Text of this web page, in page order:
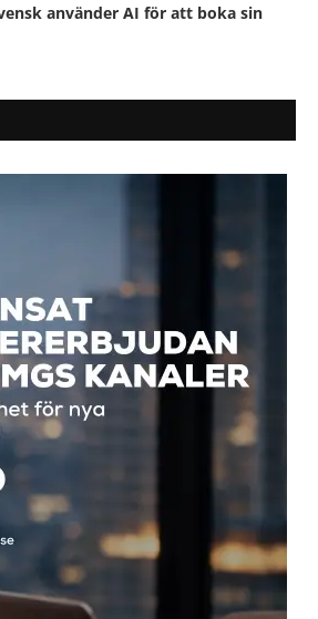
använder AI för att boka sin